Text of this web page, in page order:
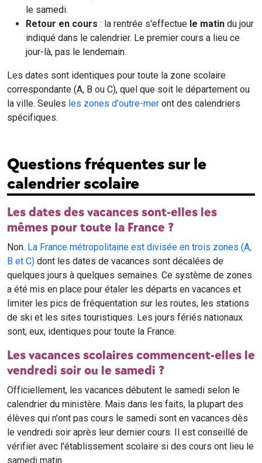
le samedi.
Retour en cours : la rentrée s'effectue le matin du jour
indiqué dans le calendrier. Le premier cours a lieu ce
jour-là, pas le lendemain.
Les dates sont identiques pour toute la zone scolaire
correspondante (A, B ou C), quel que soit le département ou
la ville. Seules les zones d'outre-mer ont des calendriers
spécifiques.
Questions fréquentes sur le
calendrier scolaire
Les dates des vacances sont-elles les
mêmes pour toute la France ?
Non. La France métropolitaine est divisée en trois zones (A,
B et C) dont les dates de vacances sont décalées de
quelques jours à quelques semaines. Ce système de zones
a été mis en place pour étaler les départs en vacances et
limiter les pics de fréquentation sur les routes, les stations
de ski et les sites touristiques. Les jours fériés nationaux
sont, eux, identiques pour toute la France.
Les vacances scolaires commencent-elles le
vendredi soir ou le samedi ?
Officiellement, les vacances débutent le samedi selon le
calendrier du ministère. Mais dans les faits, la plupart des
élèves qui n'ont pas cours le samedi sont en vacances dès
le vendredi soir après leur dernier cours. Il est conseillé de
vérifier avec l'établissement scolaire si des cours ont lieu le
samedi matin.